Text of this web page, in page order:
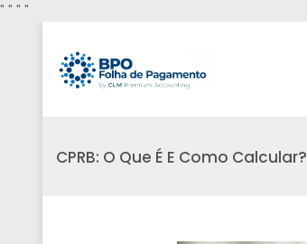
" " " "
CPRB: O Que É E Como Calcular?